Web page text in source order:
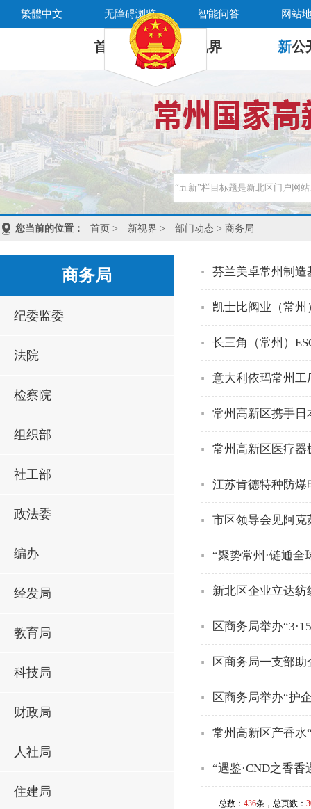
繁體中文 无障碍浏览 智能问答 网站
首 页 新 视界 新公
您当前的位置： 首页 > 新视界 > 部门动态 > 商务局
商务局
纪委监委
法院
检察院
组织部
社工部
政法委
编办
经发局
教育局
科技局
财政局
人社局
住建局
芬兰美卓常州制造
凯士比阀业（常
长三角（常州）
意大利依玛常州
常州高新区携手日
常州高新区医疗器
江苏肯德特种防
市区领导会见阿
“聚势常州·链通全
新北区企业立达
区商务局举办
区商务局一支部
区商务局举办“护
常州高新区产香水
“遇鉴·CND之香
总数： 436条，总页数：